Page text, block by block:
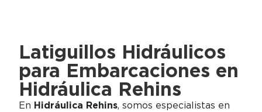
Latiguillos Hidráulicos
para Embarcaciones en
Hidráulica Rehins
En Hidráulica Rehins, somos especialistas en